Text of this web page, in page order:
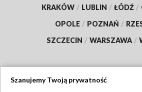
KRAKÓW / LUBLIN / ŁÓDŹ /
OPOLE / POZNAŃ /
SZCZECIN / WARSZAWA /
Szanujemy Twoją prywatność